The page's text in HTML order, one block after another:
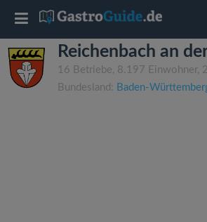
Reichenbach an
16 Betriebe, 8.197 Einwohner,
Bundesland: Baden-
T
o